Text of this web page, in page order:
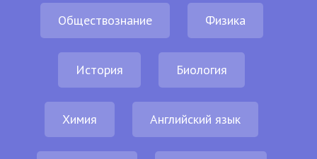
Обществознание Физика
История Биология
Химия Английский язык